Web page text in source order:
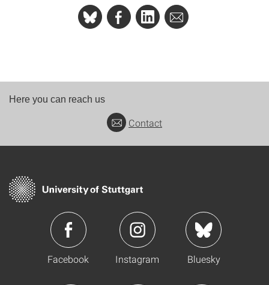
Here you can reach us
Contact
Facebook Instagram Bluesky